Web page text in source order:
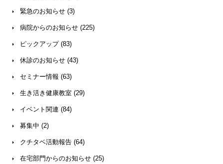
緊急のお知らせ (3)
病院からのお知らせ (225)
ピックアップ (83)
休診のお知らせ (43)
セミナー情報 (63)
生き活き健康教室 (29)
イベント関連 (84)
募集中 (2)
クチタベ活動報告 (64)
在宅部門からのお知らせ (25)